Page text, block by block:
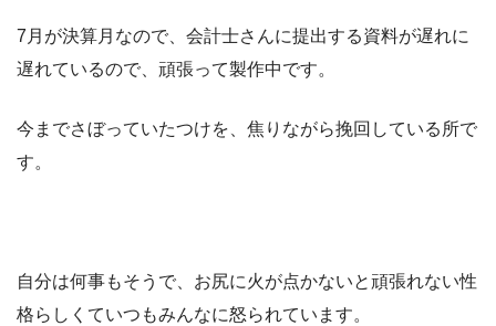
7月が決算月なので、会計士さんに提出する資料が遅れに
遅れているので、頑張って製作中です。
今までさぼっていたつけを、焦りながら挽回している所で
す。
自分は何事もそうで、お尻に火が点かないと頑張れない性
格らしくていつもみんなに怒られています。